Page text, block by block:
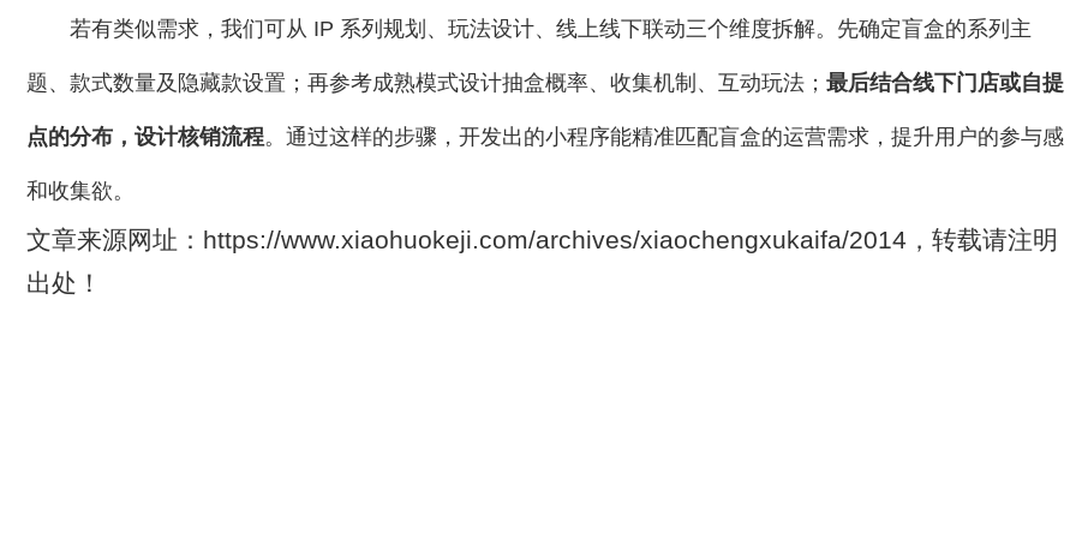
若有类似需求，我们可从 IP 系列规划、玩法设计、线上线下联动三个维度拆解。先确定盲盒的系列主
题、款式数量及隐藏款设置；再参考成熟模式设计抽盒概率、收集机制、互动玩法； 最后结合线下门店或自提
点的分布，设计核销流程。通过这样的步骤，开发出的小程序能精准匹配盲盒的运营需求，提升用户的参与感
和收集欲。
文章来源网址：https://www.xiaohuokeji.com/archives/xiaochengxukaifa/2014，转载请注明
出处！